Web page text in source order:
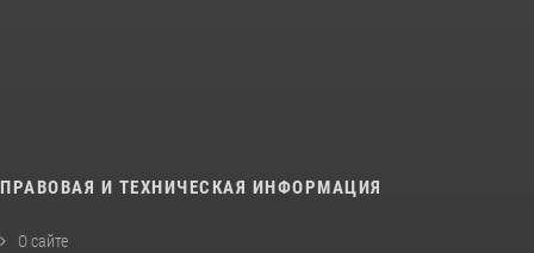
ПРАВОВАЯ И ТЕХНИЧЕСКАЯ ИНФОРМАЦИЯ
О сайте